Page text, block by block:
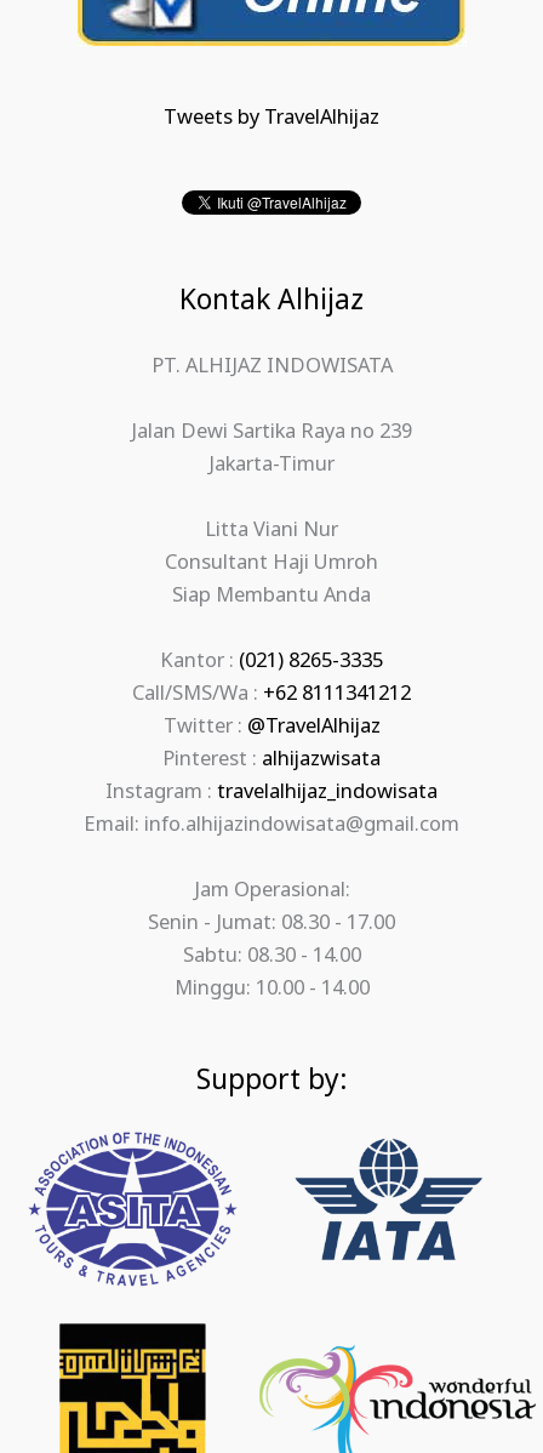
Tweets by TravelAlhijaz
Kontak Alhijaz
PT. ALHIJAZ INDOWISATA
Jalan Dewi Sartika Raya no 239
Jakarta-Timur
Litta Viani Nur
Consultant Haji Umroh
Siap Membantu Anda
Kantor : (021) 8265-3335
Call/SMS/Wa : +62 8111341212
Twitter : @TravelAlhijaz
Pinterest : alhijazwisata
Instagram : travelalhijaz_indowisata
Email: info.alhijazindowisata@gmail.com
Jam Operasional:
Senin - Jumat: 08.30 - 17.00
Sabtu: 08.30 - 14.00
Minggu: 10.00 - 14.00
Support by: